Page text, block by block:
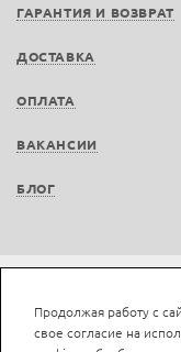
ГАРАНТИЯ И ВОЗВРАТ
ДОСТАВКА
ОПЛАТА
ВАКАНСИИ
БЛОГ
Не является публичной
Политика
Продолжая работу с
свое согласие на